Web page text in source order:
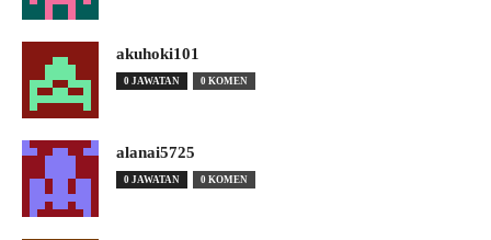
akuhoki101
0 JAWATAN 0 KOMEN
alanai5725
0 JAWATAN 0 KOMEN